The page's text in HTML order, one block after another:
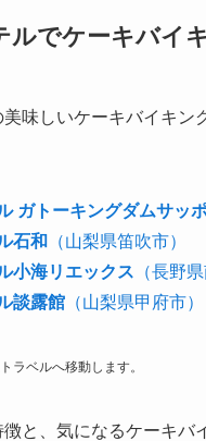
ルでケーキバイ
味しいケーキバイキ
ガトーキングダムサッ
石和
（山梨県笛吹市）
小海リエックス （長野
談露館 （山梨県甲府市）
ラベルへ移動します。
と、気になるケーキバ